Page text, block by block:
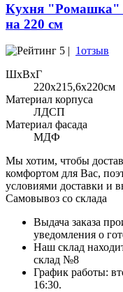
Кухня "Ромашка"
на 220 см
5 | 1отзыв
ШхВхГ
220x215,6х220см
Материал корпуса
ЛДСП
Материал фасада
МДФ
Мы хотим, чтобы
комфортом для Вас,
условиями доставки и
Самовывоз со склада
Выдача заказа
уведомления о
Наш склад
склад №8
График работы:
16:30.